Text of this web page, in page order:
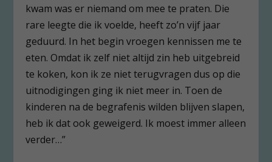
kwam was er niemand om mee te praten. Die
rare leegte die ik voelde, heeft zo’n vijf jaar
geduurd. In het begin vroegen kennissen me te
eten. Omdat ik zelf niet altijd zin heb uitgebreid
te koken, kon ik ze niet terugvragen dus op die
uitnodigingen ging ik niet meer in. Toen de
kinderen na de begrafenis wilden blijven slapen,
heb ik dat ook geweigerd. Ik moest immer alleen
verder…”